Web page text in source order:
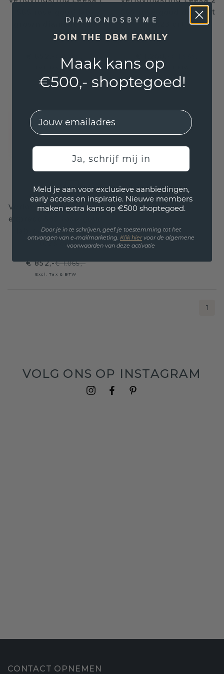
grown diamant 0.23
crt
€ 1.065,-
Excl. Tax & BTW
585 rosé goud diamant
0.23 crt
Excl. Tax & BTW
Verlovingsring Leesa 1
express 585 rosé goud
lab-grown diamant
0.23 crt
€ 852,-€ 1.065,-
Excl. Tax & BTW
1
VOLG ONS OP INSTAGRAM
CONTACT OPNEMEN
JOIN THE DBM FAMILY
Maak kans op
€500,- shoptegoed!
EMail
Ja, schrijf mij in
Meld je aan voor exclusieve aanbiedingen,
early access en inspiratie. Nieuwe members
maken extra kans op €500 shoptegoed.
Door je in te schrijven, geef je toestemming tot het
ontvangen van e-mailmarketing. Klik hiervoor de algemene
voorwaarden van deze activatie